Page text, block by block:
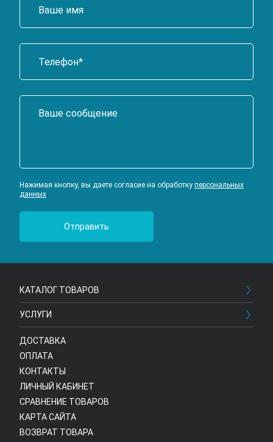
Нажимая кнопку, вы даете согласие на обработку персональных
данных
КАТАЛОГ ТОВАРОВ
УСЛУГИ
ДОСТАВКА
ОПЛАТА
КОНТАКТЫ
ЛИЧНЫЙ КАБИНЕТ
СРАВНЕНИЕ ТОВАРОВ
КАРТА САЙТА
ВОЗВРАТ ТОВАРА